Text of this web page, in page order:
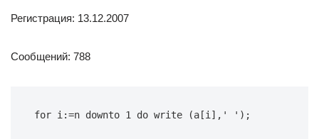
Регистрация: 13.12.2007
Сообщений: 788
for i:=n downto 1 do write (a[i],' ');